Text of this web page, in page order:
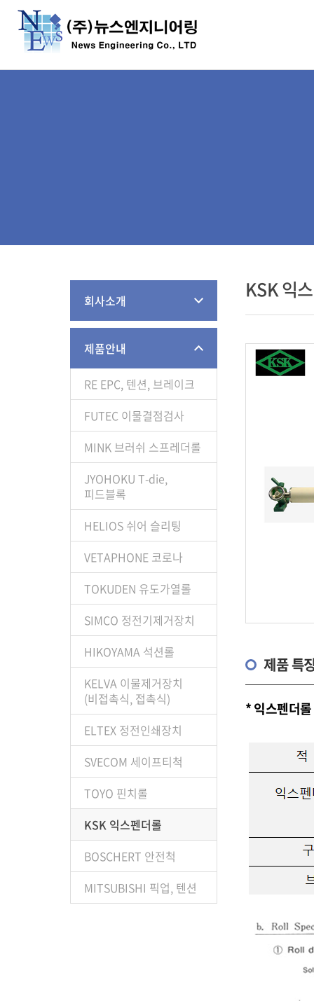
회사소개
제품안내
RE EPC, 텐션, 브레이크
FUTEC 이물결점검사
MINK 브러쉬 스프레더롤
JYOHOKU T-die,
피드블록
HELIOS 쉬어 슬리팅
VETAPHONE 코로나
TOKUDEN 유도가열롤
SIMCO 정전기제거장치
HIKOYAMA 석션롤
KELVA 이물제거장치
(비접촉식, 접촉식)
ELTEX 정전인쇄장치
SVECOM 세이프티척
TOYO 핀치롤
KSK 익스펜더롤
BOSCHERT 안전척
MITSUBISHI 픽업, 텐션
KSK 익
제품 특
* 익스펜더